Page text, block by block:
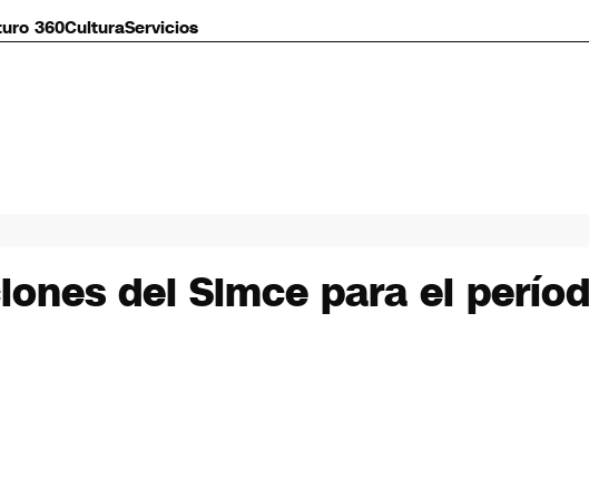
360CulturaServicios
del Simce para el